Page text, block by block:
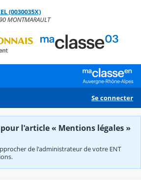
(0030035X)
MONTMARAULT
Se connecter
l'article « Mentions légales »
de l'administrateur de votre ENT